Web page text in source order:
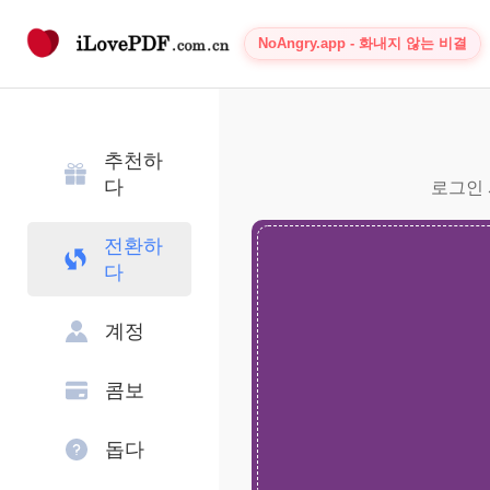
NoAngry.app - 화내지 않는 비결
추천하
다
전환하
다
계정
콤보
돕다
로그인